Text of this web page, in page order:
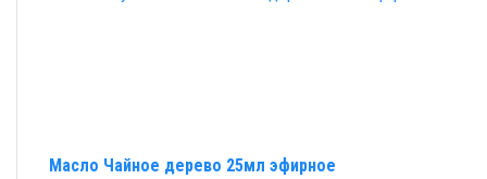
Масло Чайное дерево 25мл эфирное